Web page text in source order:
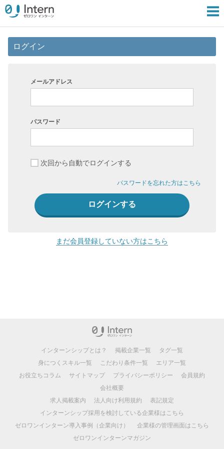
ログイン
メールアドレス
パスワード
次回から自動でログインする
パスワードを忘れた方はこちら
まだ会員登録していない方はこちら
インターンシップとは？ 掲載企業一覧
タグ一覧
身につくスキル一覧
こだわり条件一覧
エリア一覧
お役立ちコラム
サイトマップ プライバシーポリシー
会員規約
会社概要
求人掲載案内
法人向け利用規約
表記規定
インターンシップ採用を検討している企業様はこちら
ゼロワンインターン導入事例（企業向け）
企業様の管理画面はこちら
ゼロワンインターンマガジン